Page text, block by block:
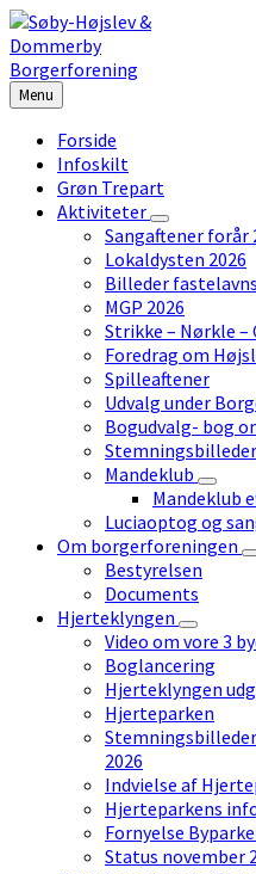
Skip
to
content
Skip
to
left
sidebar
Skip
to
footer
Menu
Forside
Infoskilt
Grøn Trepart
Aktiviteter
Sangaftener forår
Lokaldysten 2026
Billeder
MGP 2026
Strikke – Nørkle –
Foredrag om
Spilleaftener
Udvalg under
Bogudvalg- bog
Mandeklub
Mandeklub
Luciaoptog og
Om borgerforeningen
Bestyrelsen
Documents
Hjerteklyngen
Video om vore 3
Boglancering
Hjerteklyngen
Hjerteparken
2026
Indvielse af
Hjerteparkens
Fornyelse
Status november